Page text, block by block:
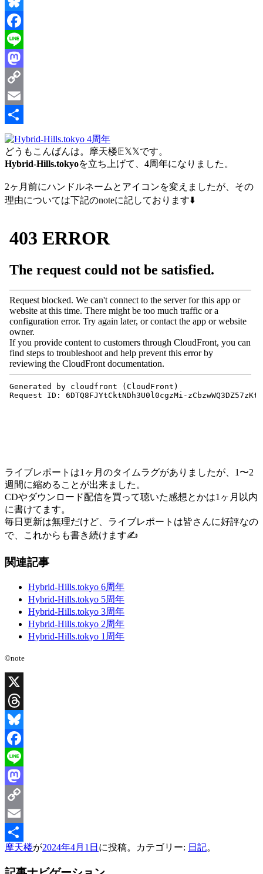
Bluesky
Facebook
Line
Mastodon
Copy
Link
Email
共
有
どうもこんばんは。摩天楼𝔼𝕏𝕏です。
Hybrid-Hills.tokyoを立ち上げて、4周年になりました。
2ヶ月前にハンドルネームとアイコンを変えましたが、その
理由については下記のnoteに記しております⬇️
ライブレポートは1ヶ月のタイムラグがありましたが、1〜2
週間に縮めることが出来ました。
CDやダウンロード配信を買って聴いた感想とかは1ヶ月以内
に書けてます。
毎日更新は無理だけど、ライブレポートは皆さんに好評なの
で、これからも書き続けます✍️
関連記事
Hybrid-Hills.tokyo 6周年
Hybrid-Hills.tokyo 5周年
Hybrid-Hills.tokyo 3周年
Hybrid-Hills.tokyo 2周年
Hybrid-Hills.tokyo 1周年
©note
X
Threads
Bluesky
Facebook
Line
Mastodon
Copy
Link
Email
共
有
摩天楼が2024年4月1日 に投稿。カテゴリー: 日記。